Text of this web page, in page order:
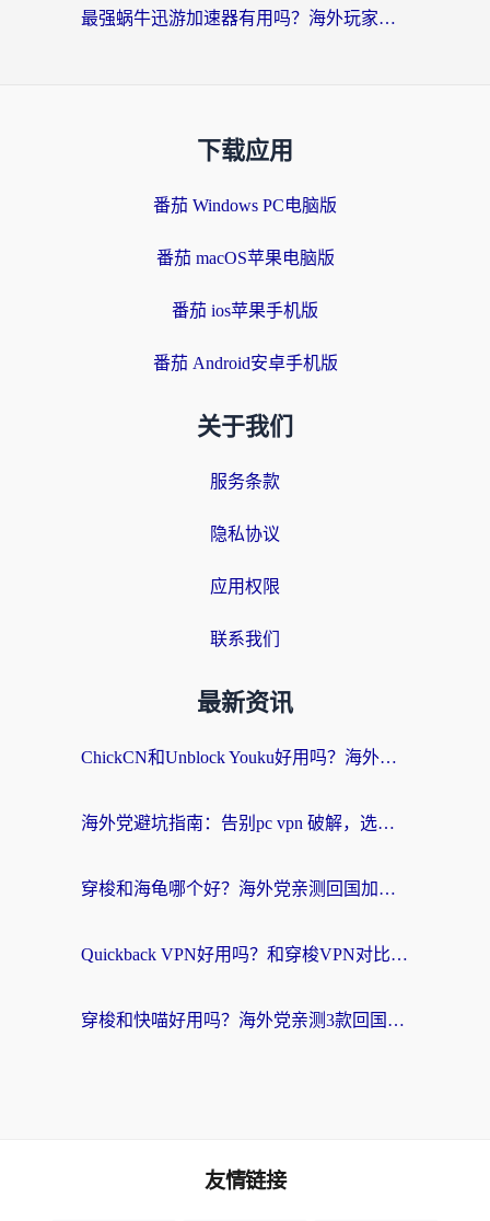
最强蜗牛迅游加速器有用吗？海外玩家国服游戏加速避坑指南（附德国玩忍者必须死3流星蝴蝶剑解决办法）
下载应用
番茄 Windows PC电脑版
番茄 macOS苹果电脑版
番茄 ios苹果手机版
番茄 Android安卓手机版
关于我们
服务条款
隐私协议
应用权限
联系我们
最新资讯
ChickCN和Unblock Youku好用吗？海外党亲测3款回国加速器，附iOS免费选择指南
海外党避坑指南：告别pc vpn 破解，选对回国加速器轻松访问国内资源
穿梭和海龟哪个好？海外党亲测回国加速器，附电脑免费VPN推荐
Quickback VPN好用吗？和穿梭VPN对比哪个回国效果更好？海外党必看的真实测评与选择指南
穿梭和快喵好用吗？海外党亲测3款回国加速器，附日本回国VPN避坑指南
友情链接